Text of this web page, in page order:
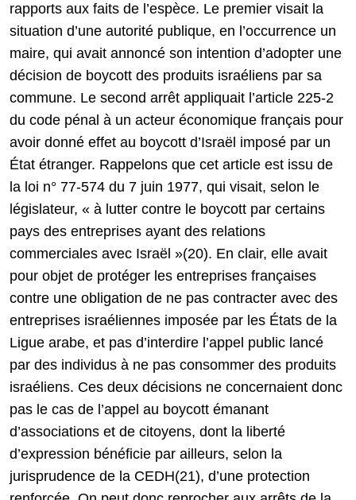
rapports aux faits de l’espèce. Le premier visait la
situation d’une autorité publique, en l’occurrence un
maire, qui avait annoncé son intention d’adopter une
décision de boycott des produits israéliens par sa
commune. Le second arrêt appliquait l’article 225-2
du code pénal à un acteur économique français pour
avoir donné effet au boycott d’Israël imposé par un
État étranger. Rappelons que cet article est issu de
la loi n° 77-574 du 7 juin 1977, qui visait, selon le
législateur, « à lutter contre le boycott par certains
pays des entreprises ayant des relations
commerciales avec Israël »(20). En clair, elle avait
pour objet de protéger les entreprises françaises
contre une obligation de ne pas contracter avec des
entreprises israéliennes imposée par les États de la
Ligue arabe, et pas d’interdire l’appel public lancé
par des individus à ne pas consommer des produits
israéliens. Ces deux décisions ne concernaient donc
pas le cas de l’appel au boycott émanant
d’associations et de citoyens, dont la liberté
d’expression bénéficie par ailleurs, selon la
jurisprudence de la CEDH(21), d’une protection